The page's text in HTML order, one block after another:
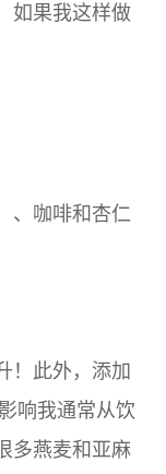
如果我这样做
、咖啡和杏仁
！此外，添加
响我通常从饮
多燕麦和亚麻